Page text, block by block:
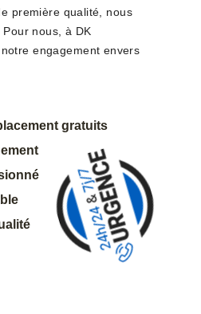
première qualité, nous
nous, à DK
engagement envers
gratuits